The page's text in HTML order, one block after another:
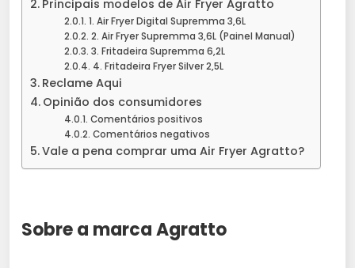
Principais modelos de Air Fryer Agratto
1. Air Fryer Digital Supremma 3,6L
2. Air Fryer Supremma 3,6L (Painel Manual)
3. Fritadeira Supremma 6,2L
4. Fritadeira Fryer Silver 2,5L
Reclame Aqui
Opinião dos consumidores
Comentários positivos
Comentários negativos
Vale a pena comprar uma Air Fryer Agratto?
Sobre a marca Agratto